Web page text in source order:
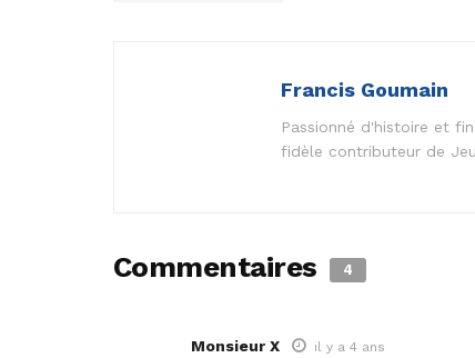
Francis Goumain
Passionné d'histoire et
fidèle contributeur de
Commentaires 4
Monsieur X il y a 4 ans